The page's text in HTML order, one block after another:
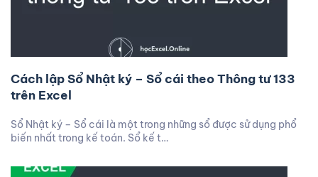
Cách lập Sổ Nhật ký – Sổ cái theo Thông tư 133
trên Excel
Sổ Nhật ký – Sổ cái là một trong những sổ được sử dụng phổ
biến nhất trong kế toán. Sổ kế t…